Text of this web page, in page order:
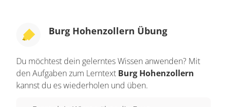
Burg Hohenzollern Übung
Du möchtest dein gelerntes Wissen anwenden? Mit
den Aufgaben zum Lerntext Burg Hohenzollern
kannst du es wiederholen und üben.